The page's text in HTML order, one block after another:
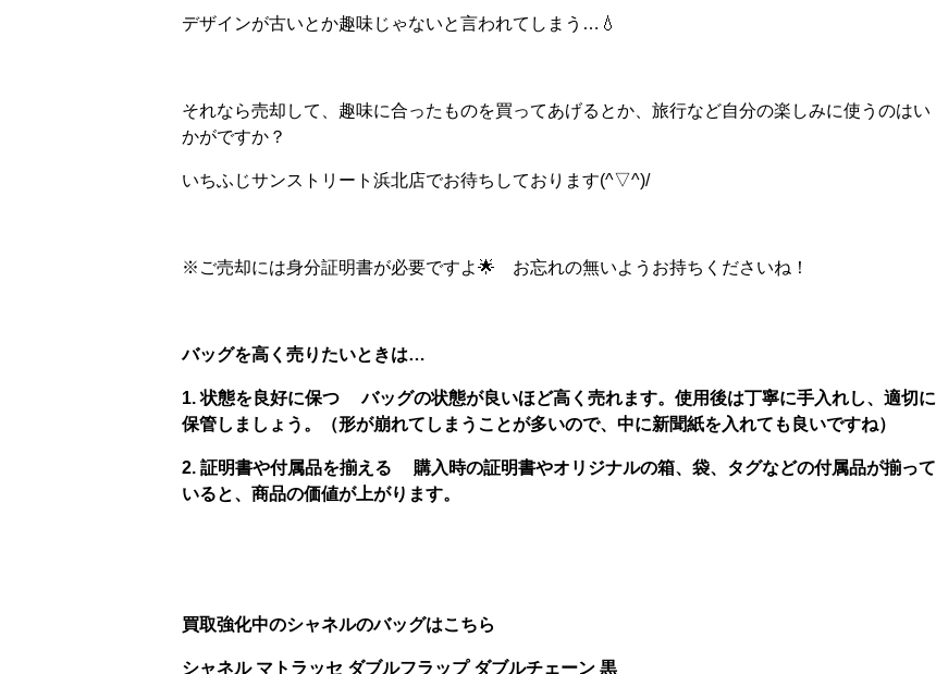
デザインが古いとか趣味じゃないと言われてしまう…💧
それなら売却して、趣味に合ったものを買ってあげるとか、旅行など自分の楽しみに使うのはい
かがですか？
いちふじサンストリート浜北店でお待ちしております(^▽^)/
※ご売却には身分証明書が必要ですよ🌟 お忘れの無いようお持ちくださいね！
バッグを高く売りたいときは…
1. 状態を良好に保つ バッグの状態が良いほど高く売れます。使用後は丁寧に手入れし、適切に
保管しましょう。（形が崩れてしまうことが多いので、中に新聞紙を入れても良いですね）
2. 証明書や付属品を揃える 購入時の証明書やオリジナルの箱、袋、タグなどの付属品が揃って
いると、商品の価値が上がります。
買取強化中のシャネルのバッグはこちら
シャネル マトラッセ ダブルフラップ ダブルチェーン 黒